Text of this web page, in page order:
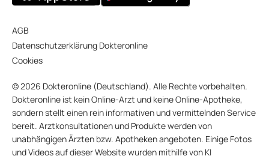
AGB
Datenschutzerklärung Dokteronline
Cookies
© 2026 Dokteronline (Deutschland). Alle Rechte vorbehalten.
Dokteronline ist kein Online-Arzt und keine Online-Apotheke,
sondern stellt einen rein informativen und vermittelnden Service
bereit. Arztkonsultationen und Produkte werden von
unabhängigen Ärzten bzw. Apotheken angeboten. Einige Fotos
und Videos auf dieser Website wurden mithilfe von KI